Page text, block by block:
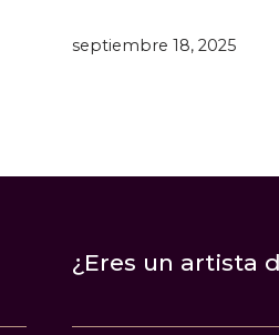
septiembre 18, 2025
¿Eres un artista